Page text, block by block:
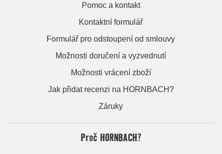
Pomoc a kontakt
Kontaktní formulář
Formulář pro odstoupení od smlouvy
Možnosti doručení a vyzvednutí
Možnosti vrácení zboží
Jak přidat recenzi na HORNBACH?
Záruky
Proč HORNBACH?